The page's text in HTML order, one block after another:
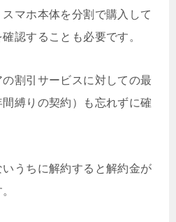
マホ本体を分割で購入して
認することも必要です。
割引サービスに対しての最
縛りの契約）も忘れずに確
うちに解約すると解約金が